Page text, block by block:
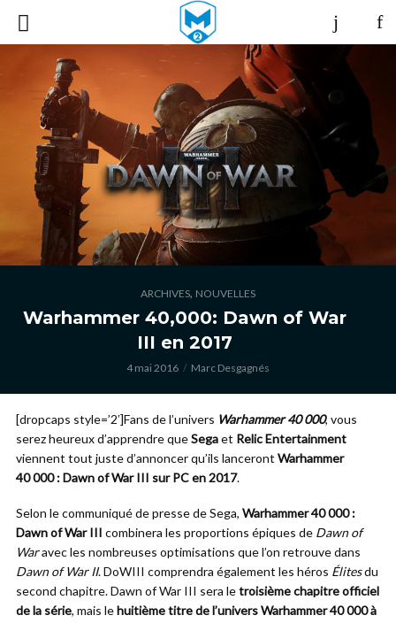
ARCHIVES, NOUVELLES
Warhammer 40,000: Dawn of War
III en 2017
4 mai 2016 Marc Desgagnés
[dropcaps style=’2′]Fans de l’univers Warhammer 40 000, vous
serez heureux d’apprendre queSegaet Relic Entertainment
viennent tout juste d’annoncer qu’ils lanceront Warhammer
40 000 : Dawn of War III sur PC en 2017.
Selon le communiqué de presse de Sega, Warhammer 40 000 :
Dawn of War III combinera les proportions épiques de Dawn of
Waravec les nombreuses optimisations que l’on retrouve dans
Dawn of War II. DoWIII comprendra également les héros Élitesdu
second chapitre. Dawn of War III sera letroisième chapitre officiel
de la série, mais lehuitième titre de l’univers Warhammer 40 000 à